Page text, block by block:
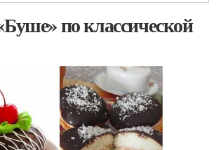
по классической